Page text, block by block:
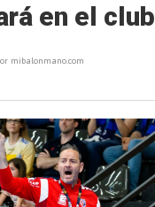
en el club
mibalonmano.com